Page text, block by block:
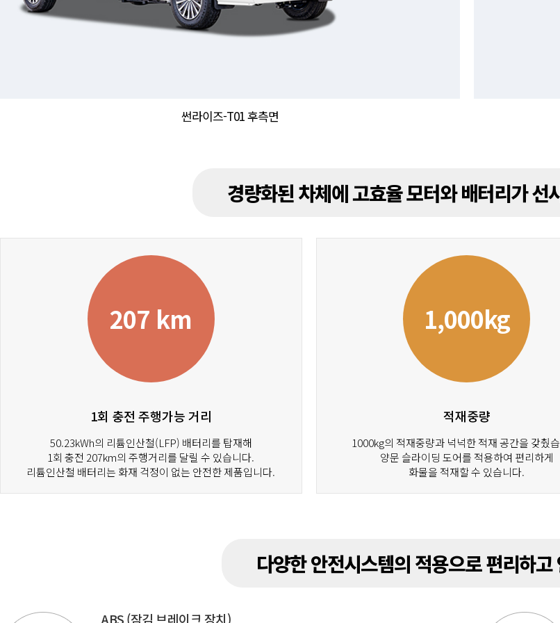
썬라이즈-T01 후측면
경량화된 차체에 고효율 모터와 배터리가 선
207 km
1회 충전 주행가능 거리
50.23kWh의 리튬인산철(LFP) 배터리를 탑재해
1회 충전 207km의 주행거리를 달릴 수 있습니다.
리튬인산철 배터리는 화재 걱정이 없는 안전한 제품입니다.
1,000kg
적재중량
1000kg의 적재중량과 넉넉한 적재 공간을 갖췄
양문 슬라이딩 도어를 적용하여 편리하게
화물을 적재할 수 있습니다.
다양한 안전시스템의 적용으로 편리하
ABS (잠김 브레이크 장치)